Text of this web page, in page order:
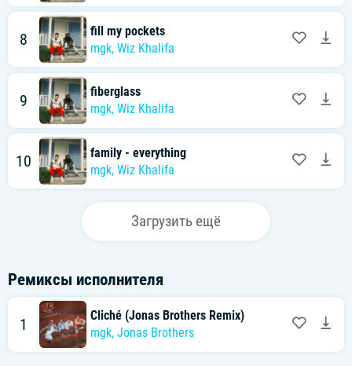
8
fill my pockets
mgk, Wiz Khalifa
9
fiberglass
mgk, Wiz Khalifa
10
family - everything
mgk, Wiz Khalifa
Загрузить ещё
Ремиксы исполнителя
1
Cliché (Jonas Brothers Remix)
mgk, Jonas Brothers